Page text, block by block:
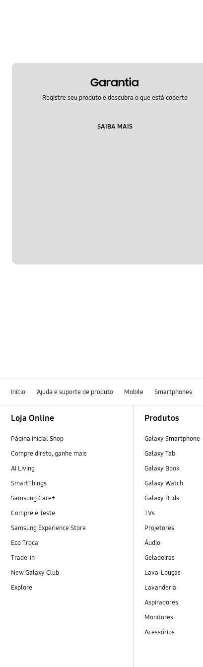
Samsung Apps
Garantia
Registre seu produto e descubra o que está coberto
SAIBA MAIS
Início Ajuda e suporte de produto Mobile Smartphones
Loja Online
Página inicial Shop
Compre direto, ganhe mais
AI Living
SmartThings
Samsung Care+
Compre e Teste
Samsung Experience Store
Eco Troca
Trade-In
New Galaxy Club
Explore
Produtos
Galaxy Smartphone
Galaxy Tab
Galaxy Book
Galaxy Watch
Galaxy Buds
TVs
Projetores
Áudio
Geladeiras
Lava-Louças
Lavanderia
Aspiradores
Monitores
Acessórios